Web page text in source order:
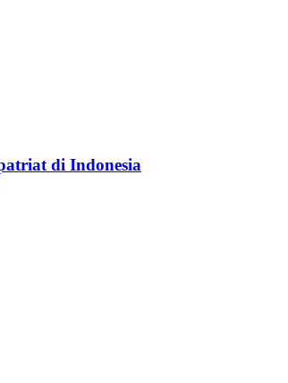
di Indonesia